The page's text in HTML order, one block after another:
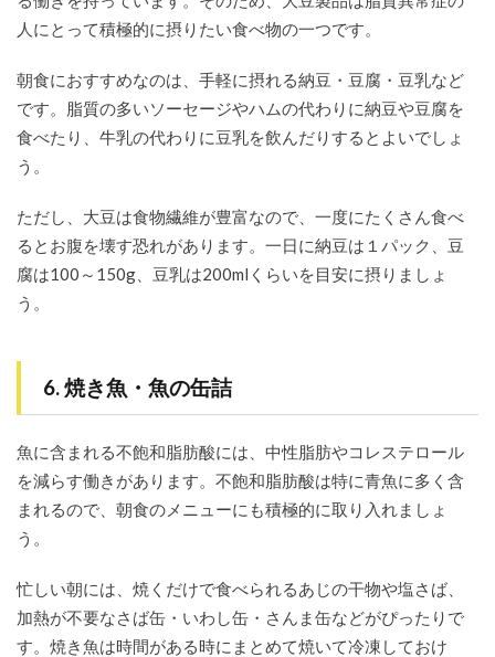
人にとって積極的に摂りたい食べ物の一つです。
朝食におすすめなのは、手軽に摂れる納豆・豆腐・豆乳など
です。脂質の多いソーセージやハムの代わりに納豆や豆腐を
食べたり、牛乳の代わりに豆乳を飲んだりするとよいでしょ
う。
ただし、大豆は食物繊維が豊富なので、一度にたくさん食べ
るとお腹を壊す恐れがあります。一日に納豆は１パック、豆
腐は100～150g、豆乳は200mlくらいを目安に摂りましょ
う。
6. 焼き魚・魚の缶詰
魚に含まれる不飽和脂肪酸には、中性脂肪やコレステロール
を減らす働きがあります。不飽和脂肪酸は特に青魚に多く含
まれるので、朝食のメニューにも積極的に取り入れましょ
う。
忙しい朝には、焼くだけで食べられるあじの干物や塩さば、
加熱が不要なさば缶・いわし缶・さんま缶などがぴったりで
す。焼き魚は時間がある時にまとめて焼いて冷凍しておけ